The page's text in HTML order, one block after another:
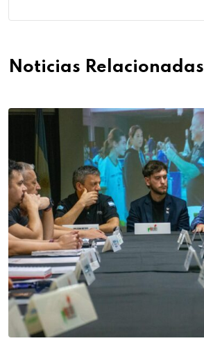
Noticias Relacionadas